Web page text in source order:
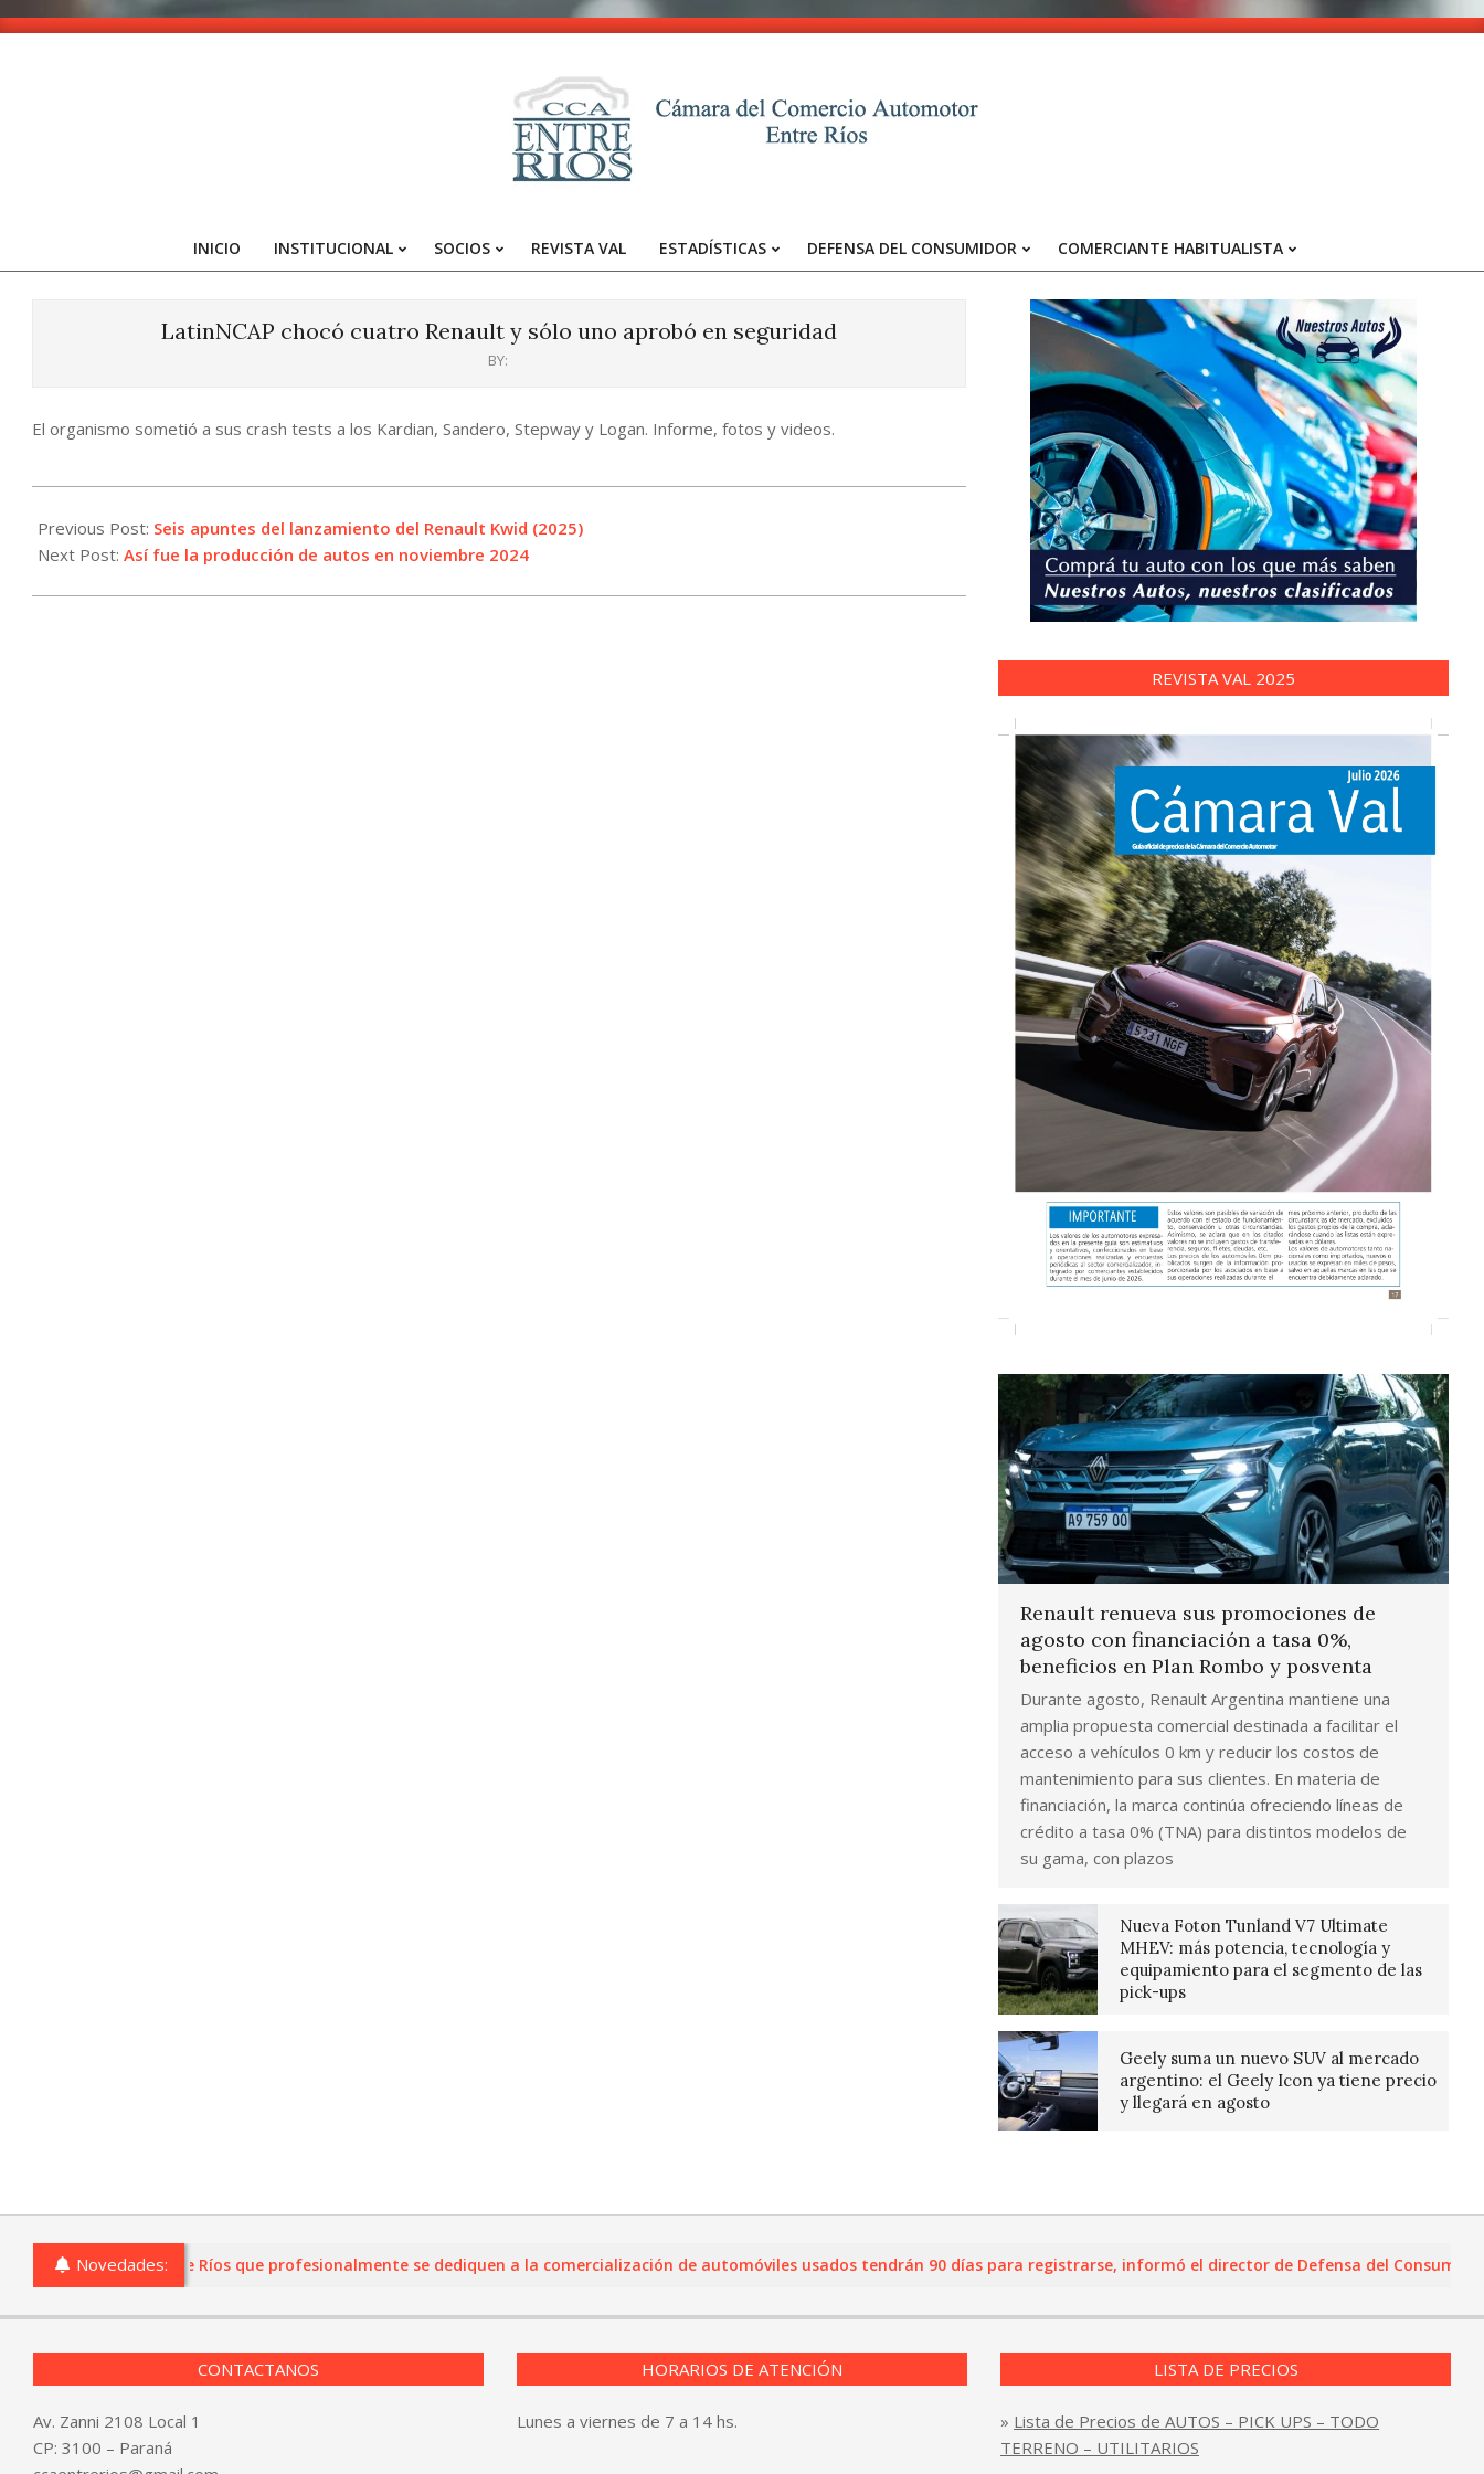
Skip
-
Entre
Primary
INICIO INSTITUCIONAL SOCIOS REVISTA VAL ESTADÍSTICAS DEFENSA DEL CONSUMIDOR COMERCIANTE HABITUALISTA
LatinNCAP chocó cuatro Renault y sólo uno aprobó en seguridad
BY:
El organismo sometió a sus crash tests a los Kardian, Sandero, Stepway y Logan. Informe, fotos y videos.
12-
04
Previous Post: Seis apuntes del lanzamiento del Renault Kwid (2025)
Next Post: Así fue la producción de autos en noviembre 2024
REVISTA VAL 2025
Renault renueva sus promociones de
agosto con financiación a tasa 0%,
beneficios en Plan Rombo y posventa
Durante agosto, Renault Argentina mantiene una
amplia propuesta comercial destinada a facilitar el
acceso a vehículos 0 km y reducir los costos de
mantenimiento para sus clientes. En materia de
financiación, la marca continúa ofreciendo líneas de
crédito a tasa 0% (TNA) para distintos modelos de
su gama, con plazos
Nueva Foton Tunland V7 Ultimate
MHEV: más potencia, tecnología y
equipamiento para el segmento de las
pick-ups
Geely suma un nuevo SUV al mercado
argentino: el Geely Icon ya tiene precio
y llegará en agosto
Novedades:
comercios de Entre Ríos que profesionalmente se dediquen a la comercialización de automóviles usados tendrán 90 días para registrarse, informó el director de Defensa del Consumidor y
CONTACTANOS
Av. Zanni 2108 Local 1
CP: 3100 – Paraná
HORARIOS DE ATENCIÓN
Lunes a viernes de 7 a 14 hs.
LISTA DE PRECIOS
» Lista de Precios de AUTOS – PICK UPS – TODO
TERRENO – UTILITARIOS